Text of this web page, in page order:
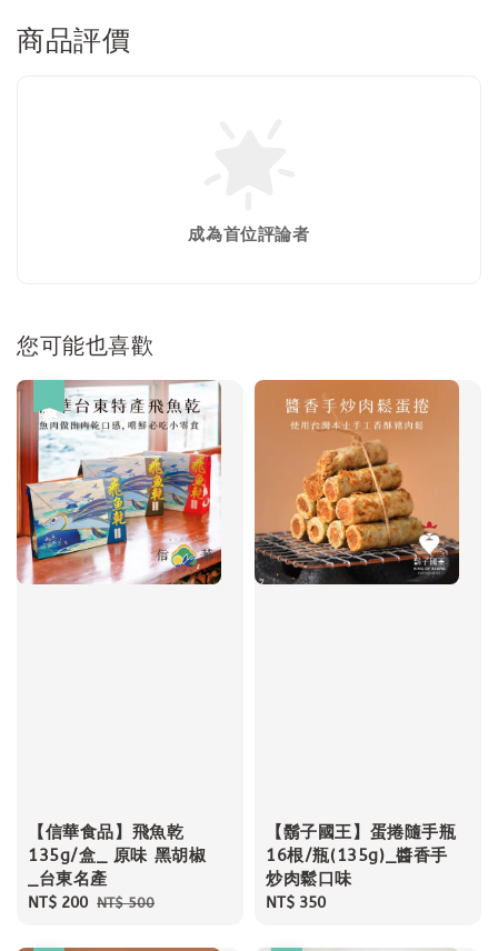
商品評價
成為首位評論者
您可能也喜歡
【信華食品】飛魚乾
135g/盒_ 原味 黑胡椒
_台東名產
Sale
NT$ 200 Regular
NT$ 500
【鬍子國王】蛋捲隨手瓶
16根/瓶(135g)_醬香手
炒肉鬆口味
Regular
NT$ 350